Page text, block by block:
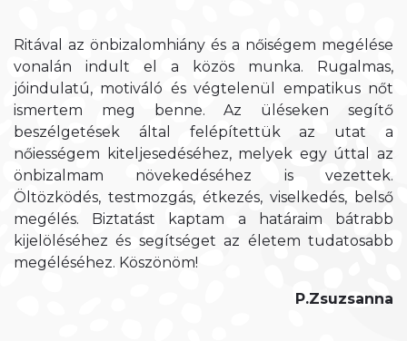
Ritával az önbizalomhiány és a nőiségem megélése
vonalán indult el a közös munka. Rugalmas,
jóindulatú, motiváló és végtelenül empatikus nőt
ismertem meg benne. Az üléseken segítő
beszélgetések által felépítettük az utat a
nőiességem kiteljesedéséhez, melyek egy úttal az
önbizalmam növekedéséhez is vezettek.
Öltözködés, testmozgás, étkezés, viselkedés, belső
megélés. Biztatást kaptam a határaim bátrabb
kijelöléséhez és segítséget az életem tudatosabb
megéléséhez. Köszönöm!
P.Zsuzsanna